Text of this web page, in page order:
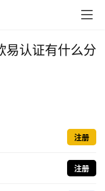
易认证有什么分
注册
注册